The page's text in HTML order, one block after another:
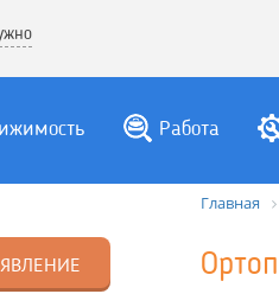
Работа
Главная